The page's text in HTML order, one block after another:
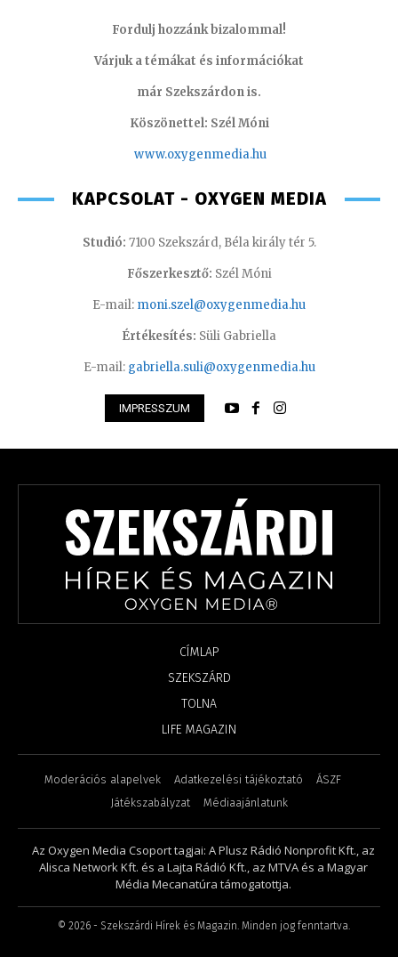
Fordulj hozzánk bizalommal!
Várjuk a témákat és információkat
már Szekszárdon is.
Köszönettel: Szél Móni
www.oxygenmedia.hu
KAPCSOLAT - OXYGEN MEDIA
Studió: 7100 Szekszárd, Béla király tér 5.
Főszerkesztő: Szél Móni
E-mail: moni.szel@oxygenmedia.hu
Értékesítés: Süli Gabriella
E-mail: gabriella.suli@oxygenmedia.hu
IMPRESSZUM
CÍMLAP
SZEKSZÁRD
TOLNA
LIFE MAGAZIN
Moderációs alapelvek Adatkezelési tájékoztató
ÁSZF
Játékszabályzat
Médiaajánlatunk
Az Oxygen Media Csoport tagjai: A Plusz Rádió Nonprofit Kft., az
Alisca Network Kft. és a Lajta Rádió Kft., az MTVA és a Magyar
Média Mecanatúra támogatottja.
© 2026- Szekszárdi Hírek és Magazin. Minden jog fenntartva.